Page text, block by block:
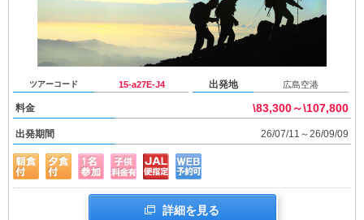
ツアーコード 15-a27E-J4 出発地 広島空港
料金 \83,300～\107,800
出発期間 26/07/11～26/09/09
詳細を見る